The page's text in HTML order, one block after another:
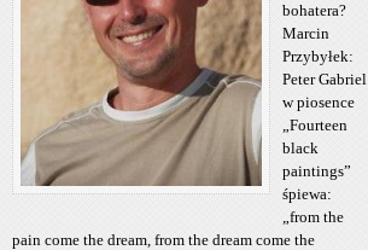
bohatera?
Marcin
Przybyłek:
Peter Gabriel
w piosence
„Fourteen
black
paintings”
śpiewa:
„from the
pain come the dream, from the dream come the